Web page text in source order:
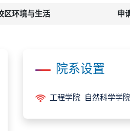
区环境与生活 申
院系设置
工程学院 自然科学学